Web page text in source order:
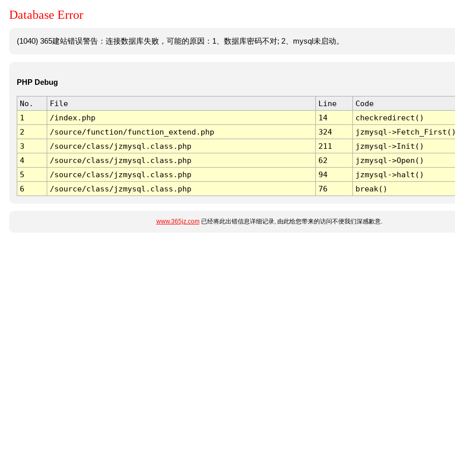
Database Error
(1040) 365建站错误警告：连接数据库失败，可能的原因：1、数据库密码不对; 2、mysql未启动。
PHP Debug
No. File Line
Code
1
/index.php 14
checkredirect()
2
/source/function/function_extend.php 324
jzmysql-
3
/source/class/jzmysql.class.php 211
jzmysql->Init()
4
/source/class/jzmysql.class.php 62
jzmysql->Open()
5
/source/class/jzmysql.class.php 94
jzmysql->halt()
6
/source/class/jzmysql.class.php 76 break()
www.365jz.com已经将此出错信息详细记录, 由此给您带来的访问不便我们深感歉意.